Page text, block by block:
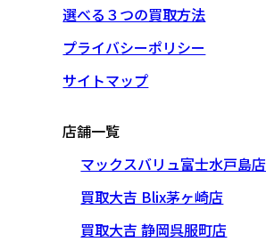
選べる３つの買取方法
プライバシーポリシー
サイトマップ
店舗一覧
マックスバリュ富士水戸島店
買取大吉 Blix茅ヶ崎店
買取大吉 静岡呉服町店